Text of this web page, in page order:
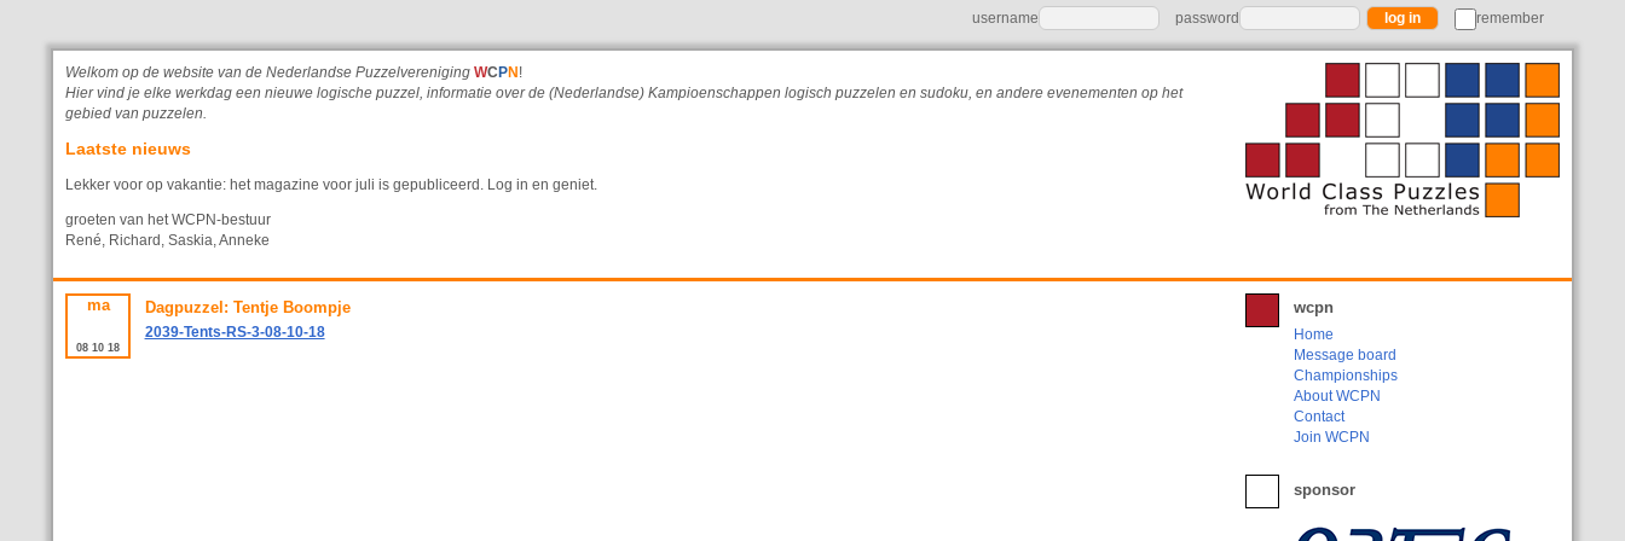
username password remember
Welkom op de website van de Nederlandse Puzzelvereniging WC PN !
Hier vind je elke werkdag een nieuwe logische puzzel, informatie over de (Nederlandse) Kampioenschappen logisch puzzelen en sudoku, en andere evenementen op het
gebied van puzzelen.
Laatste nieuws
Lekker voor op vakantie: het magazine voor juli is gepubliceerd. Log in en geniet.
groeten van het WCPN-bestuur
René, Richard, Saskia, Anneke
ma
08 10 18
Dagpuzzel: Tentje Boompje
2039-Tents-RS-3-08-10-18
wcpn
Home
Message board
Championships
About WCPN
Contact
Join WCPN
sponsor